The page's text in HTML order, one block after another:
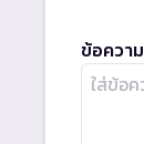
ข้อความ